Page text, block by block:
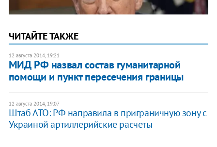
ЧИТАЙТЕ ТАКЖЕ
12 августа 2014, 19:21
МИД РФ назвал состав гуманитарной
помощи и пункт пересечения границы
12 августа 2014, 19:07
Штаб АТО: РФ направила в приграничную зону с
Украиной артиллерийские расчеты